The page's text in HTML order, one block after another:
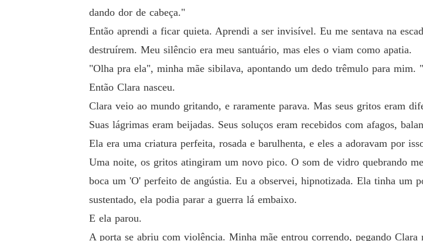
dando dor de cabeça."
Então aprendi a ficar quieta. Aprendi a ser invisível. Eu me sentava na
destruírem. Meu silêncio era meu santuário, mas eles o viam como apatia.
"Olha pra ela", minha mãe sibilava, apontando um dedo trêmulo para
Então Clara nasceu.
Clara veio ao mundo gritando, e raramente parava. Mas seus gritos eram
Suas lágrimas eram beijadas. Seus soluços eram recebidos com afagos,
Ela era uma criatura perfeita, rosada e barulhenta, e eles a adoravam por
Uma noite, os gritos atingiram um novo pico. O som de vidro quebrando
boca um 'O' perfeito de angústia. Eu a observei, hipnotizada. Ela tinha um
sustentado, ela podia parar a guerra lá embaixo.
E ela parou.
A porta se abriu com violência. Minha mãe entrou correndo, pegando Clara